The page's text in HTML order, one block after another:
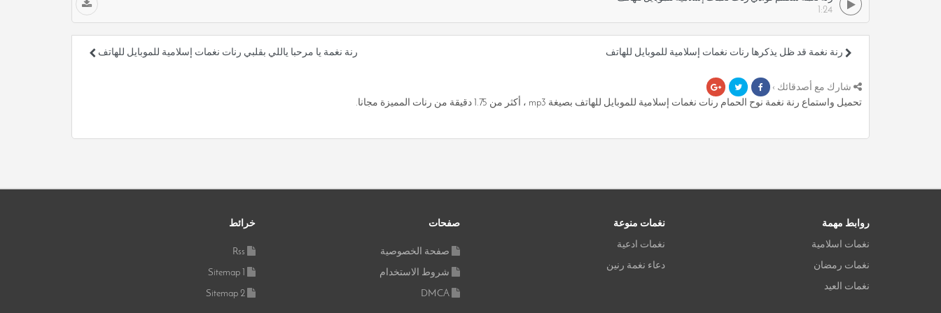
1:24
رنة نغمة يا مرحبا ياللي بقلبي رنات نغمات إسلامية للموبايل للهاتف رنة نغمة قد ظل يذكرها رنات نغمات إسلامية للموبايل للهاتف
شارك مع أصدقائك ›
تحميل واستماع رنة نغمة نوح الحمام رنات نغمات إسلامية للموبايل للهاتف بصيغة mp3 ، أكثر من 1.75 دقيقة من رنات المميزة مجانا.
روابط مهمة
نغمات اسلامية
نغمات رمضان
نغمات العيد
نغمات منوعة
نغمات ادعية
دعاء نغمة رنين
صفحات
صفحة الخصوصية
شروط الاستخدام
DMCA
خرائط
Rss
Sitemap 1
Sitemap 2